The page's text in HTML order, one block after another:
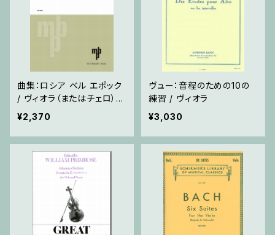
曲集：ロシア ベル エポック
/ ヴィオラ（またはチェロ）・
ピアノ
¥2,370
ヴュー：音程のための10の
練習 / ヴィオラ
¥3,030